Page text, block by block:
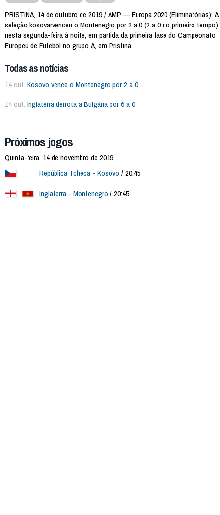
PRISTINA, 14 de outubro de 2019 / AMP — Europa 2020 (Eliminatórias): A
seleção kosovarvenceu o Montenegro por 2 a 0 (2 a 0 no primeiro tempo)
nesta segunda-feira à noite, em partida da primeira fase do Campeonato
Europeu de Futebol no grupo A, em Pristina.
Todas as notícias
14 out. Kosovo vence o Montenegro por 2 a 0
14 out. Inglaterra derrota a Bulgária por 6 a 0
Próximos jogos
Quinta-feira, 14 de novembro de 2019
República Tcheca - Kosovo / 20:45
Inglaterra - Montenegro / 20:45